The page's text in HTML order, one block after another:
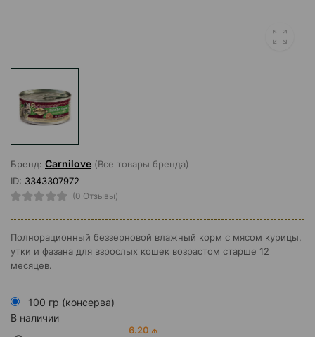
Бренд: Carnilove (Все товары бренда)
ID: 3343307972
(0 Отзывы)
Полнорационный беззерновой влажный корм с мясом курицы,
утки и фазана для взрослых кошек возрастом старше 12
месяцев.
100 гр (консерва)
В наличии
6.20 ₼